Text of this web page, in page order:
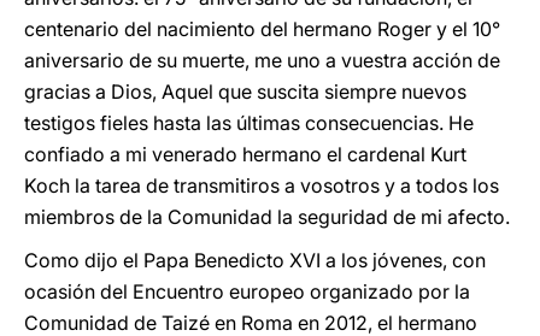
centenario del nacimiento del hermano Roger y el 10°
aniversario de su muerte, me uno a vuestra acción de
gracias a Dios, Aquel que suscita siempre nuevos
testigos fieles hasta las últimas consecuencias. He
confiado a mi venerado hermano el cardenal Kurt
Koch la tarea de transmitiros a vosotros y a todos los
miembros de la Comunidad la seguridad de mi afecto.
Como dijo el Papa Benedicto XVI a los jóvenes, con
ocasión del Encuentro europeo organizado por la
Comunidad de Taizé en Roma en 2012, el hermano